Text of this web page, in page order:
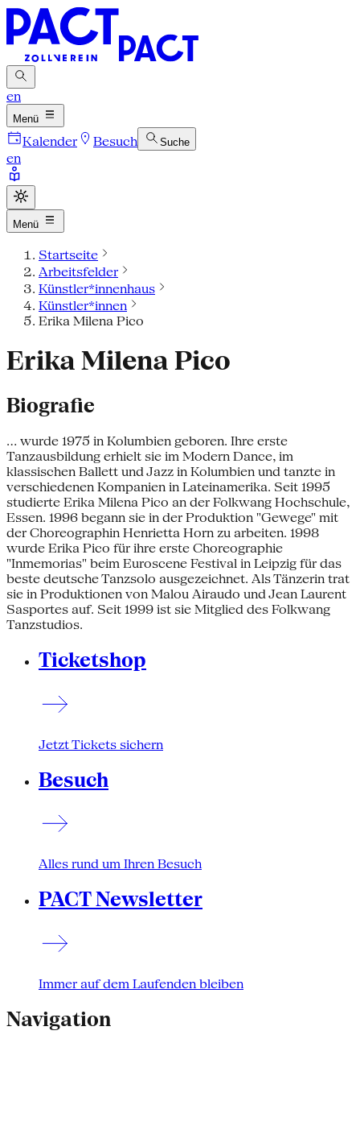
en
Menü
Kalender Besuch Suche
en
Menü
Startseite
Arbeitsfelder
Künstler*innenhaus
Künstler*innen
Erika Milena Pico
Erika Milena Pico
Biografie
... wurde 1975 in Kolumbien geboren. Ihre erste
Tanzausbildung erhielt sie im Modern Dance, im
klassischen Ballett und Jazz in Kolumbien und tanzte in
verschiedenen Kompanien in Lateinamerika. Seit 1995
studierte Erika Milena Pico an der Folkwang Hochschule,
Essen. 1996 begann sie in der Produktion "Gewege" mit
der Choreographin Henrietta Horn zu arbeiten. 1998
wurde Erika Pico für ihre erste Choreographie
"Inmemorias" beim Euroscene Festival in Leipzig für das
beste deutsche Tanzsolo ausgezeichnet. Als Tänzerin trat
sie in Produktionen von Malou Airaudo und Jean Laurent
Sasportes auf. Seit 1999 ist sie Mitglied des Folkwang
Tanzstudios.
Ticketshop
Jetzt Tickets sichern
Besuch
Alles rund um Ihren Besuch
PACT Newsletter
Immer auf dem Laufenden bleiben
Navigation